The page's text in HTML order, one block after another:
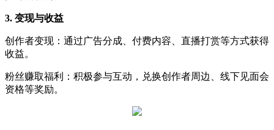
3. 变现与收益
创作者变现：通过广告分成、付费内容、直播打赏等方式获得
收益。
粉丝赚取福利：积极参与互动，兑换创作者周边、线下见面会
资格等奖励。